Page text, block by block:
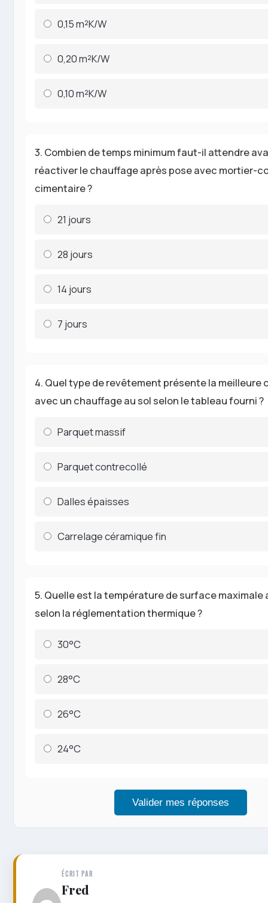
0,15 m²K/W
0,20 m²K/W
0,10 m²K/W
3. Combien de temps minimum faut-il attendre
réactiver le chauffage après pose avec mortier-
cimentaire ?
21 jours
28 jours
14 jours
7 jours
4. Quel type de revêtement présente la meilleure
avec un chauffage au sol selon le tableau fourni ?
Parquet massif
Parquet contrecollé
Dalles épaisses
Carrelage céramique fin
5. Quelle est la température de surface maximale
selon la réglementation thermique ?
30°C
28°C
26°C
24°C
Valider mes réponses
ÉCRIT PAR
Fred